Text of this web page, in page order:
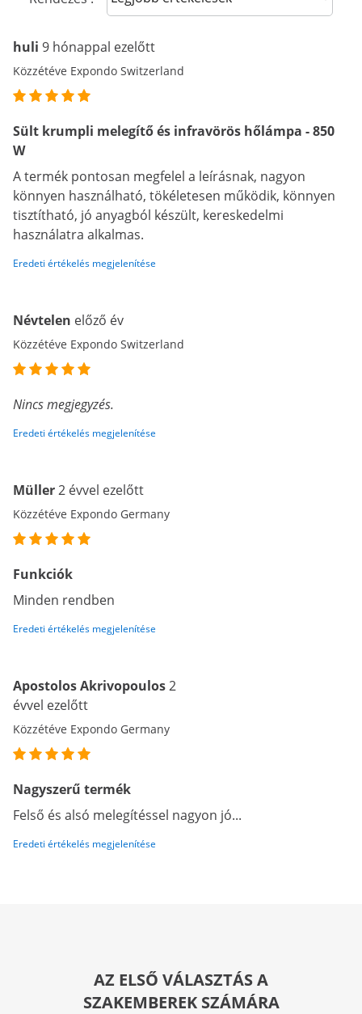
huli 9 hónappal ezelőtt
Közzétéve Expondo Switzerland
Sült krumpli melegítő és infravörös hőlámpa - 850
W
A termék pontosan megfelel a leírásnak, nagyon
könnyen használható, tökéletesen működik, könnyen
tisztítható, jó anyagból készült, kereskedelmi
használatra alkalmas.
Eredeti értékelés megjelenítése
Névtelen előző év
Közzétéve Expondo Switzerland
Nincs megjegyzés.
Eredeti értékelés megjelenítése
Müller2 évvel ezelőtt
Közzétéve Expondo Germany
Funkciók
Minden rendben
Eredeti értékelés megjelenítése
Apostolos Akrivopoulos2
évvel ezelőtt
Közzétéve Expondo Germany
Nagyszerű termék
Felső és alsó melegítéssel nagyon jó...
Eredeti értékelés megjelenítése
AZ ELSŐ VÁLASZTÁS A
SZAKEMBEREK SZÁMÁRA